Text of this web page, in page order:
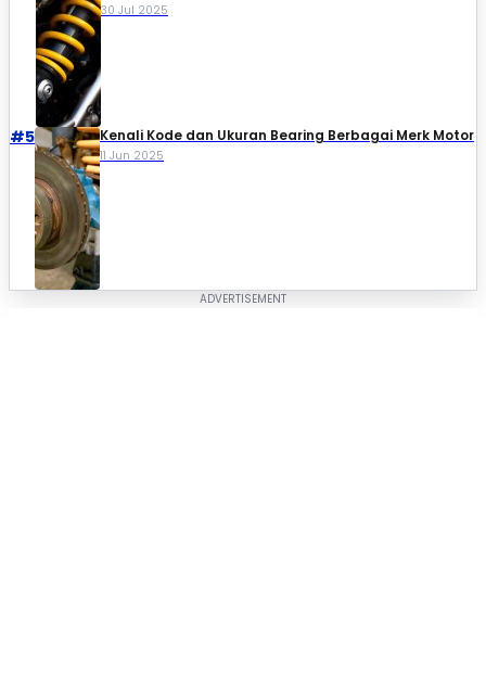
30 Jul 2025
#5 Kenali Kode dan Ukuran Bearing Berbagai Merk Motor
11 Jun 2025